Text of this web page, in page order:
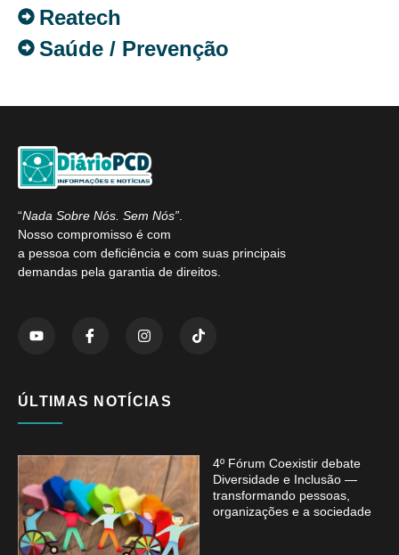
Reatech
Saúde / Prevenção
“Nada Sobre Nós. Sem Nós”
Nosso compromisso é com
a pessoa com deficiência e com suas principais
demandas pela garantia de direitos.
ÚLTIMAS NOTÍCIAS
4º Fórum Coexistir debate
Diversidade e Inclusão —
transformando pessoas,
organizações e a sociedade